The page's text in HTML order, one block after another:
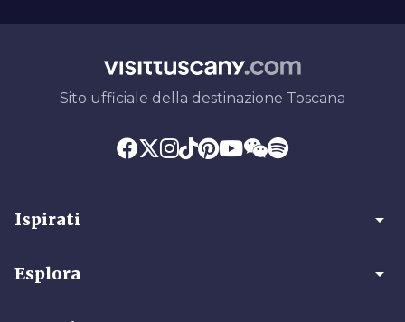
Sito ufficiale della destinazione Toscana
Ispirati arrow_drop_down
Esplora arrow_drop_down